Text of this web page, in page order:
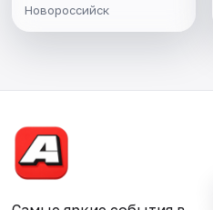
Новороссийск